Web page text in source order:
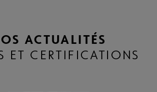
ACTUALITÉS
ET CERTIFICATIONS